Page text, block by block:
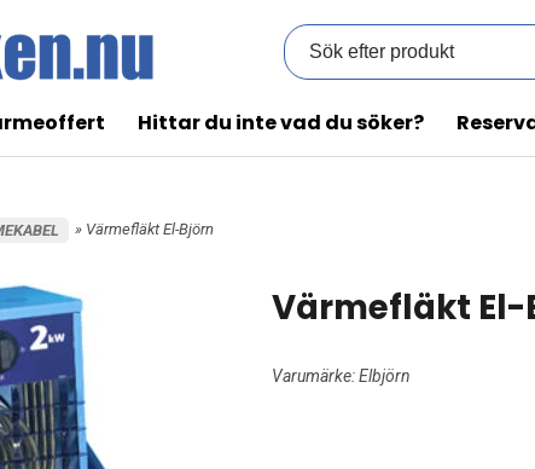
Hittar du inte vad du söker?
» Värmefläkt El-Björn
Värmefläkt El-
Varumärke:Elbjörn